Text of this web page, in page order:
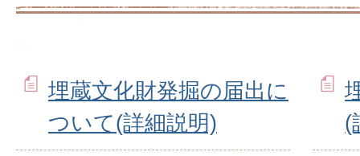
埋蔵文化財発掘の届出に
ついて(詳細説明)
(